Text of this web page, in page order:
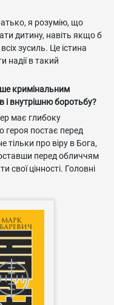
я розумію, що
дитину, навіть якщо б
зусиль. Це істина
надії в такий
кримінальним
і внутрішню боротьбу?
має глибоку
героя постає перед
тільки про віру в Бога,
перед обличчям
свої цінності. Головні